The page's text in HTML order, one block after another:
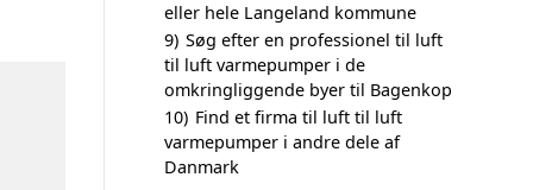
eller hele Langeland kommune
9) Søg efter en professionel til luft
til luft varmepumper i de
omkringliggende byer til Bagenkop
10) Find et firma til luft til luft
varmepumper i andre dele af
Danmark